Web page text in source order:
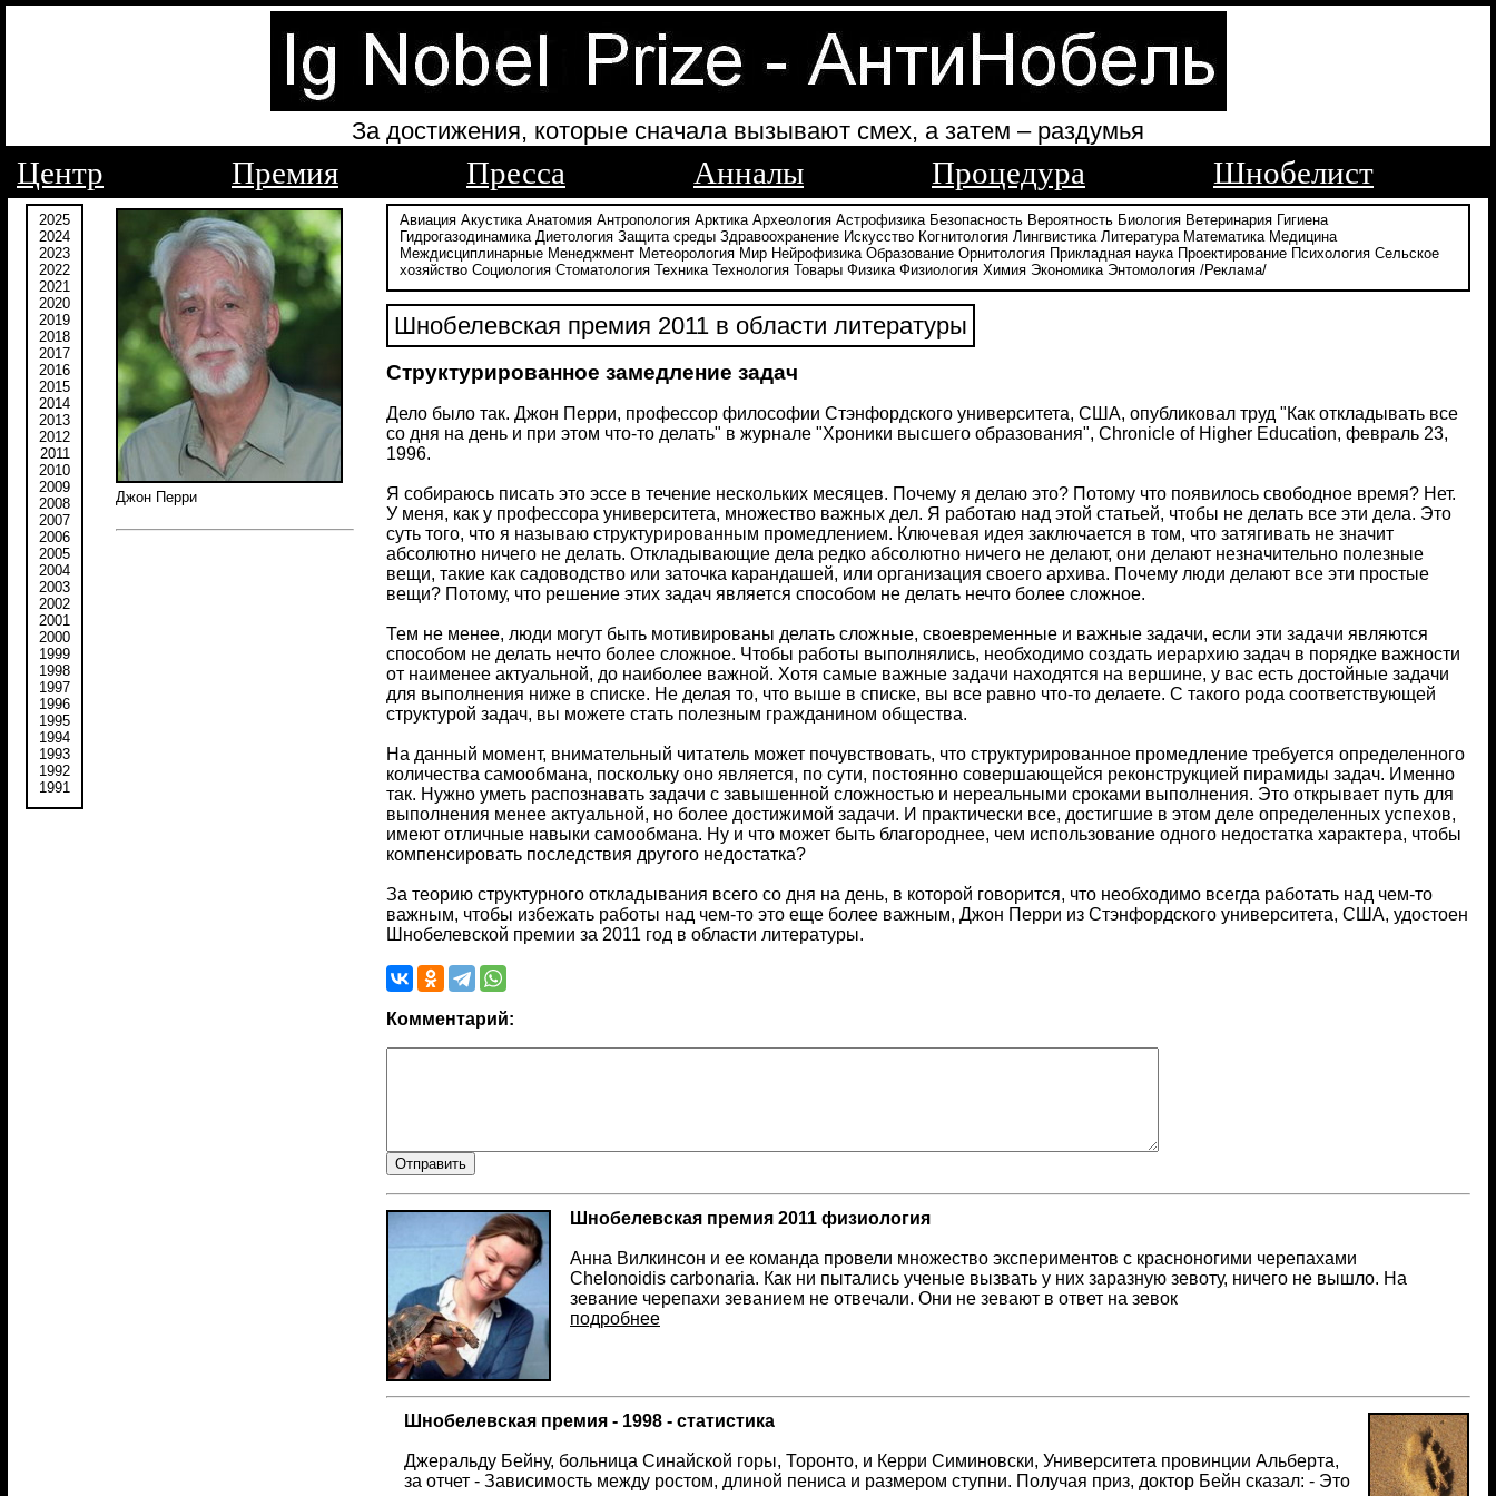
За достижения, которые сначала вызывают смех, а затем – раздумья
Центр Премия Пресса Анналы Процедура Шнобелист
2025
2024
2023
2022
2021
2020
2019
2018
2017
2016
2015
2014
2013
2012
2011
2010
2009
2008
2007
2006
2005
2004
2003
2002
2001
2000
1999
1998
1997
1996
1995
1994
1993
1992
1991
Джон Перри
Авиация Акустика Анатомия Антропология Арктика Археология Астрофизика Безопасность Вероятность Биология Ветеринария Гигиена
Гидрогазодинамика Диетология Защита среды Здравоохранение Искусство Когнитология Лингвистика Литература Математика Медицина
Междисциплинарные Менеджмент Метеорология Мир Нейрофизика Образование Орнитология Прикладная наука Проектирование Психология Сельское
хозяйство Социология Стоматология Техника Технология Товары Физика Физиология Химия Экономика Энтомология /Реклама/
Шнобелевская премия 2011 в области литературы
Структурированное замедление задач
Дело было так. Джон Перри, профессор философии Стэнфордского университета, США, опубликовал труд "Как откладывать все
со дня на день и при этом что-то делать" в журнале "Хроники высшего образования", Chronicle of Higher Education, февраль 23,
1996.
Я собираюсь писать это эссе в течение нескольких месяцев. Почему я делаю это? Потому что появилось свободное время? Нет.
У меня, как у профессора университета, множество важных дел. Я работаю над этой статьей, чтобы не делать все эти дела. Это
суть того, что я называю структурированным промедлением. Ключевая идея заключается в том, что затягивать не значит
абсолютно ничего не делать. Откладывающие дела редко абсолютно ничего не делают, они делают незначительно полезные
вещи, такие как садоводство или заточка карандашей, или организация своего архива. Почему люди делают все эти простые
вещи? Потому, что решение этих задач является способом не делать нечто более сложное.
Тем не менее, люди могут быть мотивированы делать сложные, своевременные и важные задачи, если эти задачи являются
способом не делать нечто более сложное. Чтобы работы выполнялись, необходимо создать иерархию задач в порядке важности
от наименее актуальной, до наиболее важной. Хотя самые важные задачи находятся на вершине, у вас есть достойные задачи
для выполнения ниже в списке. Не делая то, что выше в списке, вы все равно что-то делаете. С такого рода соответствующей
структурой задач, вы можете стать полезным гражданином общества.
На данный момент, внимательный читатель может почувствовать, что структурированное промедление требуется определенного
количества самообмана, поскольку оно является, по сути, постоянно совершающейся реконструкцией пирамиды задач. Именно
так. Нужно уметь распознавать задачи с завышенной сложностью и нереальными сроками выполнения. Это открывает путь для
выполнения менее актуальной, но более достижимой задачи. И практически все, достигшие в этом деле определенных успехов,
имеют отличные навыки самообмана. Ну и что может быть благороднее, чем использование одного недостатка характера, чтобы
компенсировать последствия другого недостатка?
За теорию структурного откладывания всего со дня на день, в которой говорится, что необходимо всегда работать над чем-то
важным, чтобы избежать работы над чем-то это еще более важным, Джон Перри из Стэнфордского университета, США, удостоен
Шнобелевской премии за 2011 год в области литературы.
Комментарий:
Шнобелевская премия 2011 физиология
Анна Вилкинсон и ее команда провели множество экспериментов с красноногими черепахами
Chelonoidis carbonaria. Как ни пытались ученые вызвать у них заразную зевоту, ничего не вышло. На
зевание черепахи зеванием не отвечали. Они не зевают в ответ на зевок
подробнее
Шнобелевская премия - 1998 - статистика
Джеральду Бейну, больница Синайской горы, Торонто, и Керри Симиновски, Университета провинции Альберта,
за отчет - Зависимость между ростом, длиной пениса и размером ступни. Получая приз, доктор Бейн сказал: - Это